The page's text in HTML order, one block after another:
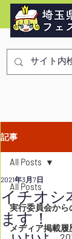
記事
All Posts
実行委員会から
メディア掲載履
All Posts
イチオシ
ます！
2021年3月7日